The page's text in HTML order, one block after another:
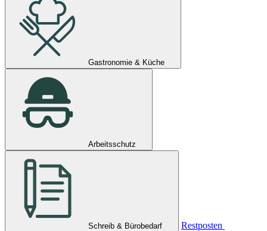
Gastronomie & Küche
Arbeitsschutz
Schreib & Bürobedarf
Restposten